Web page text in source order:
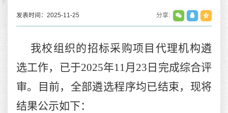
发表时间：2025-11-25 分享:
我校组织的招标采购项目代理机构遴
选工作，已于2025年11月23日完成综合评
审。目前，全部遴选程序均已结束，现将
结果公示如下：